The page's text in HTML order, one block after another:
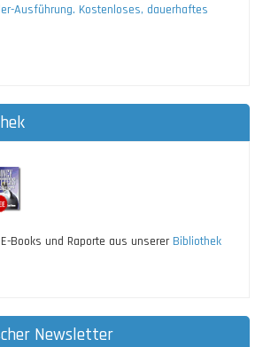
Ausführung. Kostenloses, dauerhaftes
Books und Raporte aus unserer Bibliothek
Newsletter